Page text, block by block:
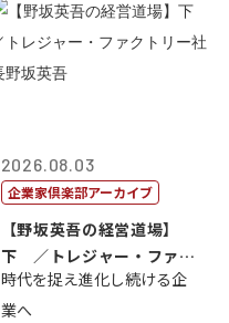
2026.08.03
企業家倶楽部アーカイブ
【野坂英吾の経営道場】
下 ／トレジャー・ファク
トリー社長野坂...
時代を捉え進化し続ける企
業へ